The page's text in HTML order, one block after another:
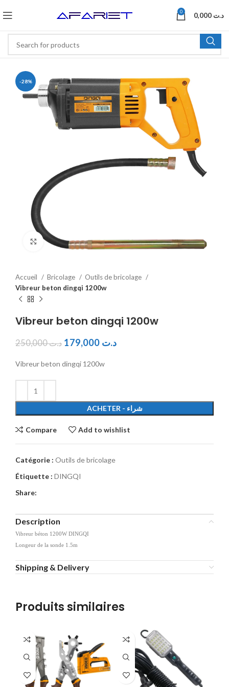
0 د.ت
-28%
Click to enlarge
Accueil Bricolage
Outils de bricolage
Vibreur beton dingqi 1200w
Vibreur beton dingqi 1200w
د.ت250,000 د.ت
Vibreur beton dingqi 1200w
ACHETER - شراء
Compare Add to wishlist
Catégorie : Outils de bricolage
Étiquette : DINGQI
Share:
Description
Vibreur béton 1200W DINGQI
Longeur de la sonde 1.5m
Shipping & Delivery
Produits similaires